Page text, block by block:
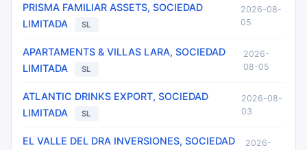
PRISMA FAMILIAR ASSETS, SOCIEDAD
LIMITADA
SL
2026-08-
05
APARTAMENTS & VILLAS LARA, SOCIEDAD
LIMITADA
SL
2026-
08-05
ATLANTIC DRINKS EXPORT, SOCIEDAD
LIMITADA
SL
2026-08-
03
EL VALLE DEL DRA INVERSIONES, SOCIEDAD
2026-